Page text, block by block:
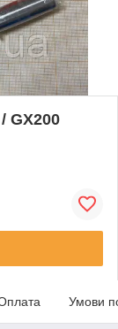
GX200
Умови